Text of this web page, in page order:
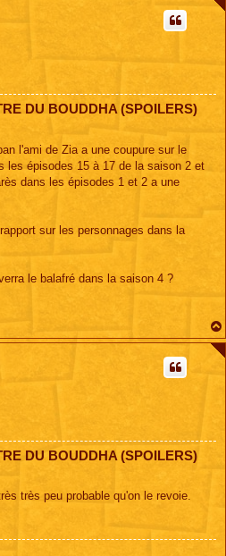
DU BOUDDHA (SPOILERS)
l'ami de Zia a une coupure sur le
les épisodes 15 à 17 de la saison 2 et
dans les épisodes 1 et 2 a une
sur les personnages dans la
le balafré dans la saison 4 ?
DU BOUDDHA (SPOILERS)
très peu probable qu'on le revoie.